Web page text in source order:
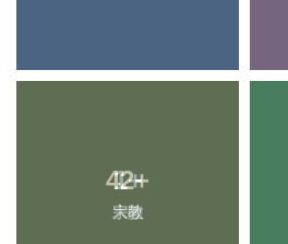
42+
宗教